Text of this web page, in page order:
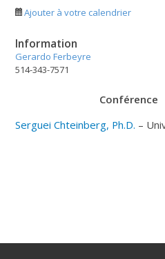
Ajouter à votre calendrier
Information
Gerardo Ferbeyre
514-343-7571
Conférence
Serguei Chteinberg, Ph.D. –